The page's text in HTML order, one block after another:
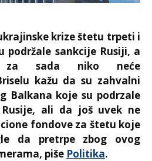
krize štetu trpeti i
podržale sankcije Rusiji, a
za sada niko neće
kažu da su zahvalni
Balkana koje su podrzale
ali da još uvek ne
fondove za štetu koje
da pretrpe zbog ovog
piše Politika.